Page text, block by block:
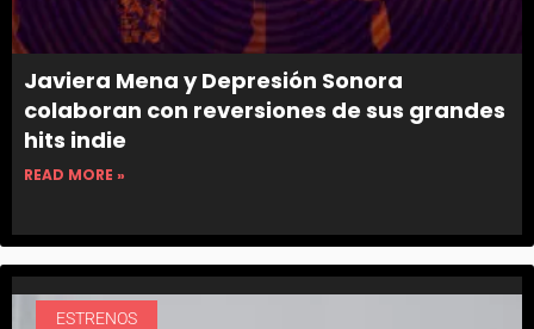
Javiera Mena y Depresión Sonora
colaboran con reversiones de sus grandes
hits indie
READ MORE »
ESTRENOS